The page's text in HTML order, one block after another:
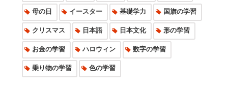
母の日 イースター 基礎学力 国旗の学習
クリスマス 日本語 日本文化 形の学習
お金の学習 ハロウィン 数字の学習
乗り物の学習 色の学習